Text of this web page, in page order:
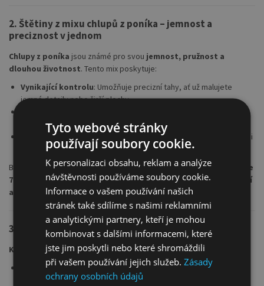
2. Štětiny z mixu chlupů z poníka – jemnost a
preciznost v jednom
Chlupy z poníka jsou známé pro svou jemnost, pružnost a
dlouhou životnost. Tento mix poskytuje:
Vynikající kontrolu: Umožňuje precizní tahy, ať už malujete
jemné detaily nebo širší plochy.
: Přírodní štětiny zajišťují rovnoměrnou aplikaci barvy
a dokonalý přechod mezi tóny.
Všestrannost
: Tyto štětce se ideálně hodí pro akvarel, akryl, ale i
pro další kreativní techniky.
Bez ohledu na to, zda jste začátečník nebo profesionál,Kolibri série
719 vám umožní vytvářet umělecká díla s maximální precizností
a kontrolou.
3. Všestranné využití – od školy po hobby ateliér
Kolibri štětce série 719jsou navrženy pro širokou škálu použití:
Školní projekty: Tyto štětce jsou ideální pro výtvarné hodiny a
školní malby, protožeposkytují preciznost
Tyto webové stránky
používají soubory cookie.
K personalizaci obsahu, reklam a analýze
návštěvnosti používáme soubory cookie.
Informace o vašem používání našich
stránek také sdílíme s našimi reklamními
a analytickými partnery, kteří je mohou
kombinovat s dalšími informacemi, které
jste jim poskytli nebo které shromáždili
při vašem používání jejich služeb.Zásady
ochrany osobních údajů